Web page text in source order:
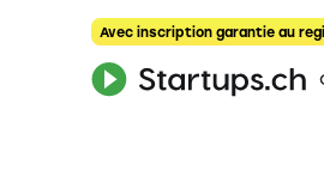
Avec inscription garantie au